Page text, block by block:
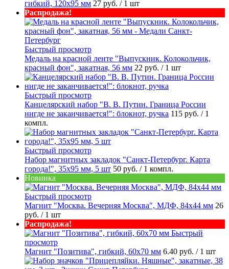
гибкий, 120х95 мм 27 руб. / 1 шт
Распродажа!
Быстрый просмотр
Медаль на красной ленте "Выпускник. Колокольчик,
красный фон", закатная, 56 мм 22 руб. / 1 шт
Быстрый просмотр
Канцелярский набор "В. В. Путин. Граница России
нигде не заканчивается!": блокнот, ручка 115 руб. / 1
компл.
Быстрый просмотр
Набор магнитных закладок "Санкт-Петербург. Карта
города!", 35х95 мм, 5 шт 50 руб. / 1 компл.
Новинка
Быстрый просмотр
Магнит "Москва. Вечерняя Москва", МДФ, 84х44 мм 26
руб. / 1 шт
Распродажа!
Быстрый
просмотр
Магнит "Позитива", гибкий, 60х70 мм 6.40 руб. / 1 шт